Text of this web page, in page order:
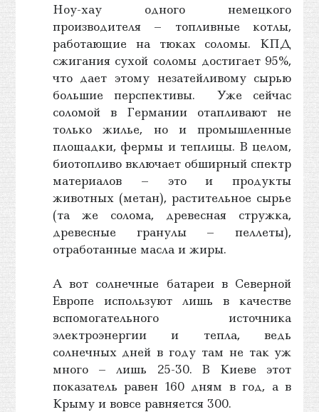
Ноу-хау одного немецкого
производителя – топливные котлы,
работающие на тюках соломы. КПД
сжигания сухой соломы достигает 95%,
что дает этому незатейливому сырью
большие перспективы. Уже сейчас
соломой в Германии отапливают не
только жилье, но и промышленные
площадки, фермы и теплицы. В целом,
биотопливо включает обширный спектр
материалов – это и продукты
животных (метан), растительное сырье
(та же солома, древесная стружка,
древесные гранулы – пеллеты),
отработанные масла и жиры.
А вот солнечные батареи в Северной
Европе используют лишь в качестве
вспомогательного источника
электроэнергии и тепла, ведь
солнечных дней в году там не так уж
много – лишь 25-30. В Киеве этот
показатель равен 160 дням в год, а в
Крыму и вовсе равняется 300.